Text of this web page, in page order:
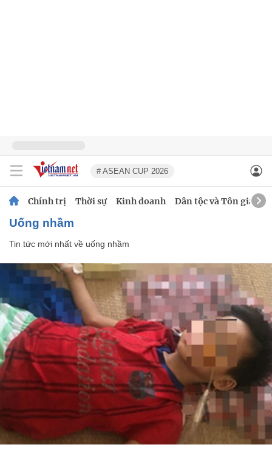
# ASEAN CUP 2026
Chính trị Thời sự Kinh doanh Dân tộc và Tôn giáo
uống nhầm
Tin tức mới nhất về uống nhầm